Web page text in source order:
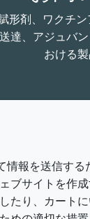
剤、ワクチ
達、アジュバ
おける
Report
報を送信す
サイトを作
たり、カート